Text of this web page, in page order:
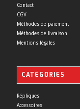
Contact
CGV
Méthodes de paiement
Méthodes de livraison
Mentions légales
CATÉGORIES
Répliques
Accessoires